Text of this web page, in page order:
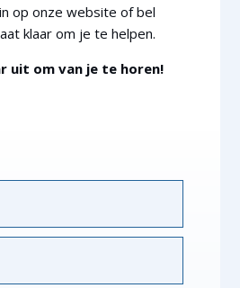
op onze website of bel
klaar om je te helpen.
uit om van je te horen!